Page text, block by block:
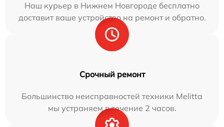
Наш курьер в Нижнем Новгороде бесплатно
доставит ваше устройство на ремонт и обратно.
Срочный ремонт
Большинство неисправностей техники Melitta
мы устраняем в течение 2 часов.